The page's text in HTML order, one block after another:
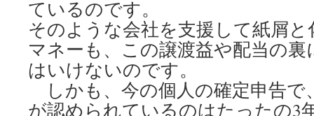
ているのです。
そのような会社を支援して紙屑
マネーも、この譲渡益や配当の
はいけないのです。
しかも、今の個人の確定申告で
が認められているのはたったの3